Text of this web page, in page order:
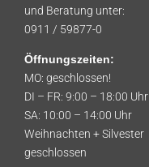
und Beratung unter:
0911 / 59877-0
Öffnungszeiten:
MO: geschlossen!
DI – FR: 9:00 – 18:00 Uhr
SA: 10:00 – 14:00 Uhr
Weihnachten + Silvester
geschlossen